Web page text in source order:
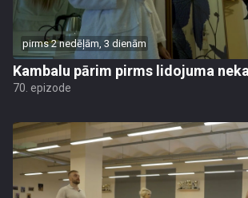
pirms 2 nedēļām, 3 dienām
Kambalu pārim pirms lidojuma
70. epizode